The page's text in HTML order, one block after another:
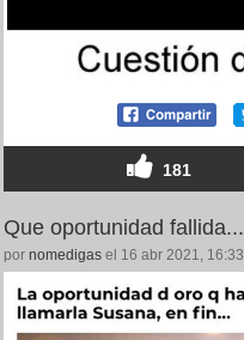
181
Que oportunidad fallida...
por nomedigas el 16 abr 2021, 16:33